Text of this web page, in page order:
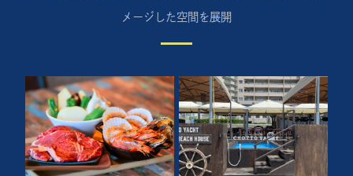
メージした空間を展開